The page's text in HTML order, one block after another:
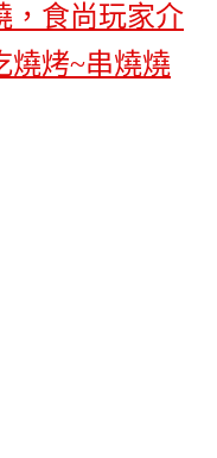
，食尚玩家介
燒烤~串燒燒